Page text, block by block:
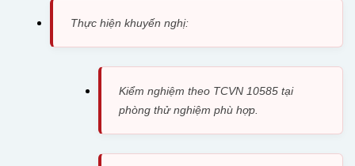
Thực hiện khuyến nghị:
Kiểm nghiệm theo TCVN 10585 tại
phòng thử nghiệm phù hợp.